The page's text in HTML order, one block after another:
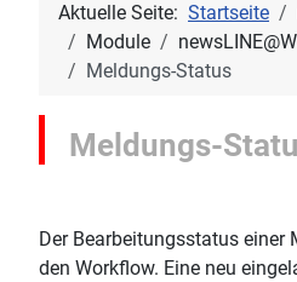
Aktuelle Seite: Startseite
Module
Meldungs-Status
Meldungs-
Der Bearbeitungsstatus einer
den Workflow. Eine neu